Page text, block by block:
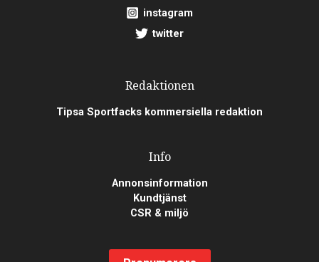
instagram
twitter
Redaktionen
Tipsa Sportfacks kommersiella redaktion
Info
Annonsinformation
Kundtjänst
CSR & miljö